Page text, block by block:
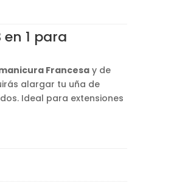
1 para
Francesa y de
alargar tu uña de
Ideal para extensiones